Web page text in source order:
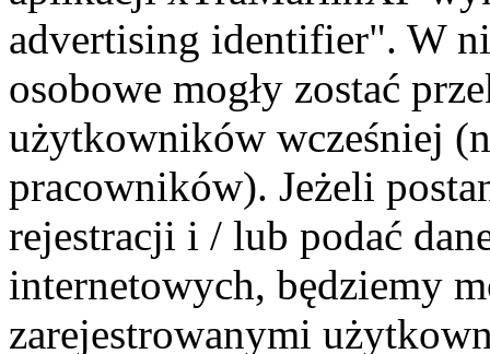
advertising identifier". W
osobowe mogły zostać
użytkowników wcześniej
pracowników). Jeżeli
rejestracji i / lub podać
internetowych, będziemy
zarejestrowanymi